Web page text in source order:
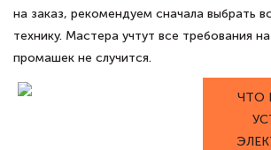
на заказ, рекомендуем сначала выбрать
технику. Мастера учтут все требования
промашек не случится.
ЧТО